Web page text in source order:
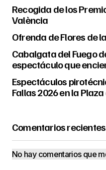
Recogida de los
València
Ofrenda de Flores de
Cabalgata del Fuego
espectáculo que
Espectáculos
Fallas 2026 en la
Comentarios recientes
No hay comentarios que